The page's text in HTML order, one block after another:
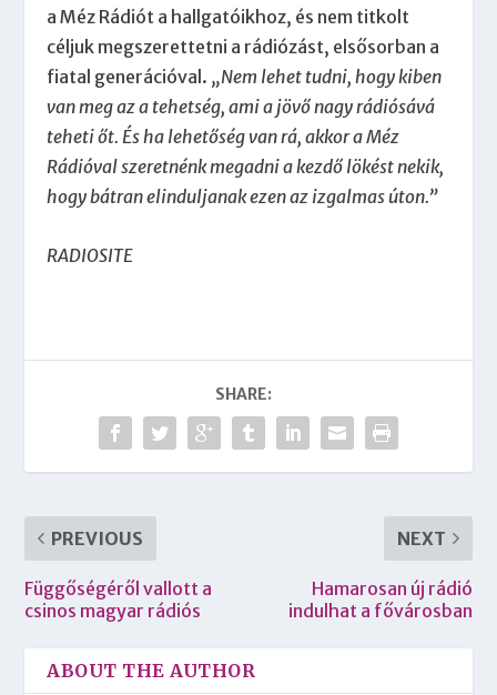
a Méz Rádiót a hallgatóikhoz, és nem titkolt
céljuk megszerettetni a rádiózást, elsősorban a
fiatal generációval. „Nem lehet tudni, hogy kiben
van meg az a tehetség, ami a jövő nagy rádiósává
teheti őt. És ha lehetőség van rá, akkor a Méz
Rádióval szeretnénk megadni a kezdő lökést nekik,
hogy bátran elinduljanak ezen az izgalmas úton.”
RADIOSITE
SHARE:
PREVIOUS
Függőségéről vallott a
csinos magyar rádiós
NEXT
Hamarosan új rádió
indulhat a fővárosban
ABOUT THE AUTHOR